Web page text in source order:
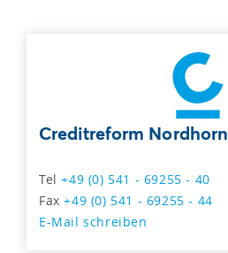
Creditreform Nordhorn
Tel+49 (0) 541 - 69255 - 40
Fax+49 (0) 541 - 69255 - 44
E-Mail schreiben